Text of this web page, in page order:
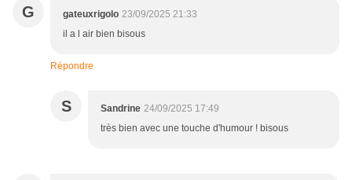
G gateuxrigolo 23/09/2025 21:33
il a l air bien bisous
Répondre
S Sandrine 24/09/2025 17:49
très bien avec une touche d'humour ! bisous